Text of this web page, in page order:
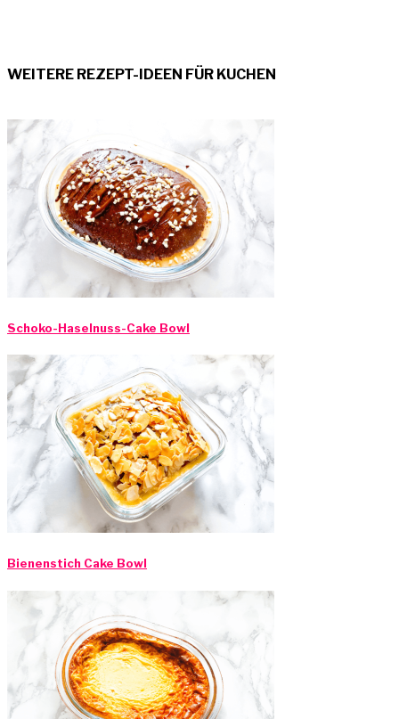
WEITERE REZEPT-IDEEN FÜR KUCHEN
Schoko-Haselnuss-Cake Bowl
Bienenstich Cake Bowl